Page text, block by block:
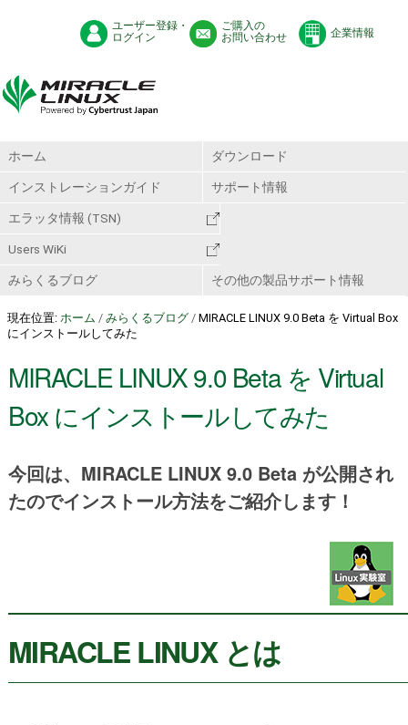
ユーザー登録・
ログイン
ご購入の
お問い合わせ
企業情報
ホーム ダウンロード
インストレーションガイド サポート情報
エラッタ情報 (TSN)
Users WiKi
みらくるブログ その他の製品サポート情報
現在位置: ホーム / みらくるブログ / MIRACLE LINUX 9.0 Beta を Virtual Box
にインストールしてみた
MIRACLE LINUX 9.0 Beta を Virtual
Box にインストールしてみた
今回は、MIRACLE LINUX 9.0 Beta が公開され
たのでインストール方法をご紹介します！
MIRACLE LINUX とは